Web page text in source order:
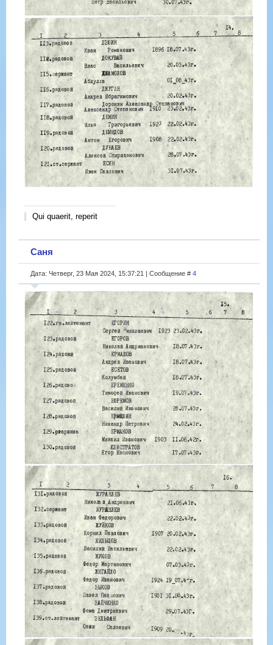
Qui quaerit, reperit
Саня
Дата: Четверг, 23 Мая 2024, 15:37:21 | Сообщение # 4